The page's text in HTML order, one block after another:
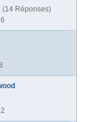
(14 Réponses)